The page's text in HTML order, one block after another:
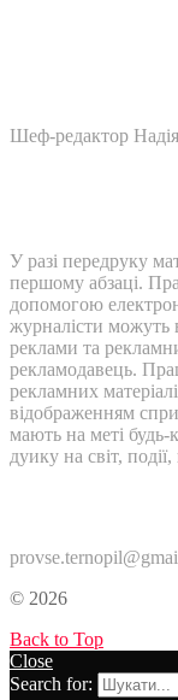
Шеф-редактор
У разі передруку
першому абзаці.
допомогою
журналісти можуть
реклами та
рекламодавець.
рекламних
відображенням
мають на меті
дуику на світ,
© 2026
Back to Top
Close
Search for: